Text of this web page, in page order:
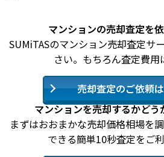
マンションの売却査定を
SUMiTASのマンション売却査定サ
さい。もちろん査定費用
売却査定のご依頼
マンションを売却するかどう
まずはおおまかな売却価格相場を
できる簡単10秒査定をご